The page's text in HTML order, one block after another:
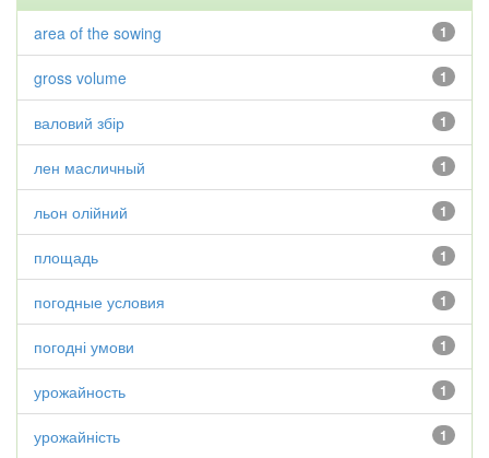
1
area of the sowing
1
gross volume
1
валовий збір
1
лен масличный
1
льон олійний
1
площадь
1
погодные условия
1
погодні умови
1
урожайность
1
урожайність